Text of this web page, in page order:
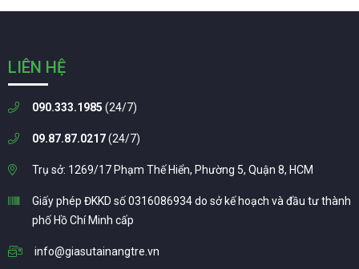
LIÊN HỆ
090.333.1985 (24/7)
09.87.87.0217(24/7)
Trụ sở: 1269/17 Phạm Thế Hiển, Phường 5, Quận 8, HCM
Giấy phép ĐKKD số 0316086934 do sở kế hoạch và đầu tư thành
phố Hồ Chí Minh cấp
info@giasutainangtre.vn